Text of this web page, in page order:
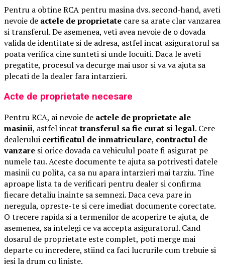
Pentru a obtine RCA pentru masina dvs. second-hand, aveti
nevoie de actele de proprietate care sa arate clar vanzarea
si transferul. De asemenea, veti avea nevoie de o dovada
valida de identitate si de adresa, astfel incat asiguratorul sa
poata verifica cine sunteti si unde locuiti. Daca le aveti
pregatite, procesul va decurge mai usor si va va ajuta sa
plecati de la dealer fara intarzieri.
Acte de proprietate necesare
Pentru RCA, ai nevoie de actele de proprietate ale
masinii, astfel incattransferul sa fie curat si legal. Cere
dealerului certificatul de inmatriculare, contractul de
vanzare si orice dovada ca vehiculul poate fi asigurat pe
numele tau. Aceste documente te ajuta sa potrivesti datele
masinii cu polita, ca sa nu apara intarzieri mai tarziu. Tine
aproape lista ta de verificari pentru dealer si confirma
fiecare detaliu inainte sa semnezi. Daca ceva pare in
neregula, opreste-te si cere imediat documente corectate.
O trecere rapida si a termenilor de acoperire te ajuta, de
asemenea, sa intelegi ce va accepta asiguratorul. Cand
dosarul de proprietate este complet, poti merge mai
departe cu incredere, stiind ca faci lucrurile cum trebuie si
iesi la drum cu liniste.